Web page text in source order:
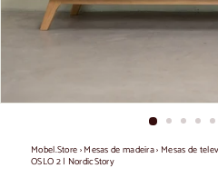
Mobel.Store›Mesas de madeira› Mesas de
OSLO 2 | NordicStory